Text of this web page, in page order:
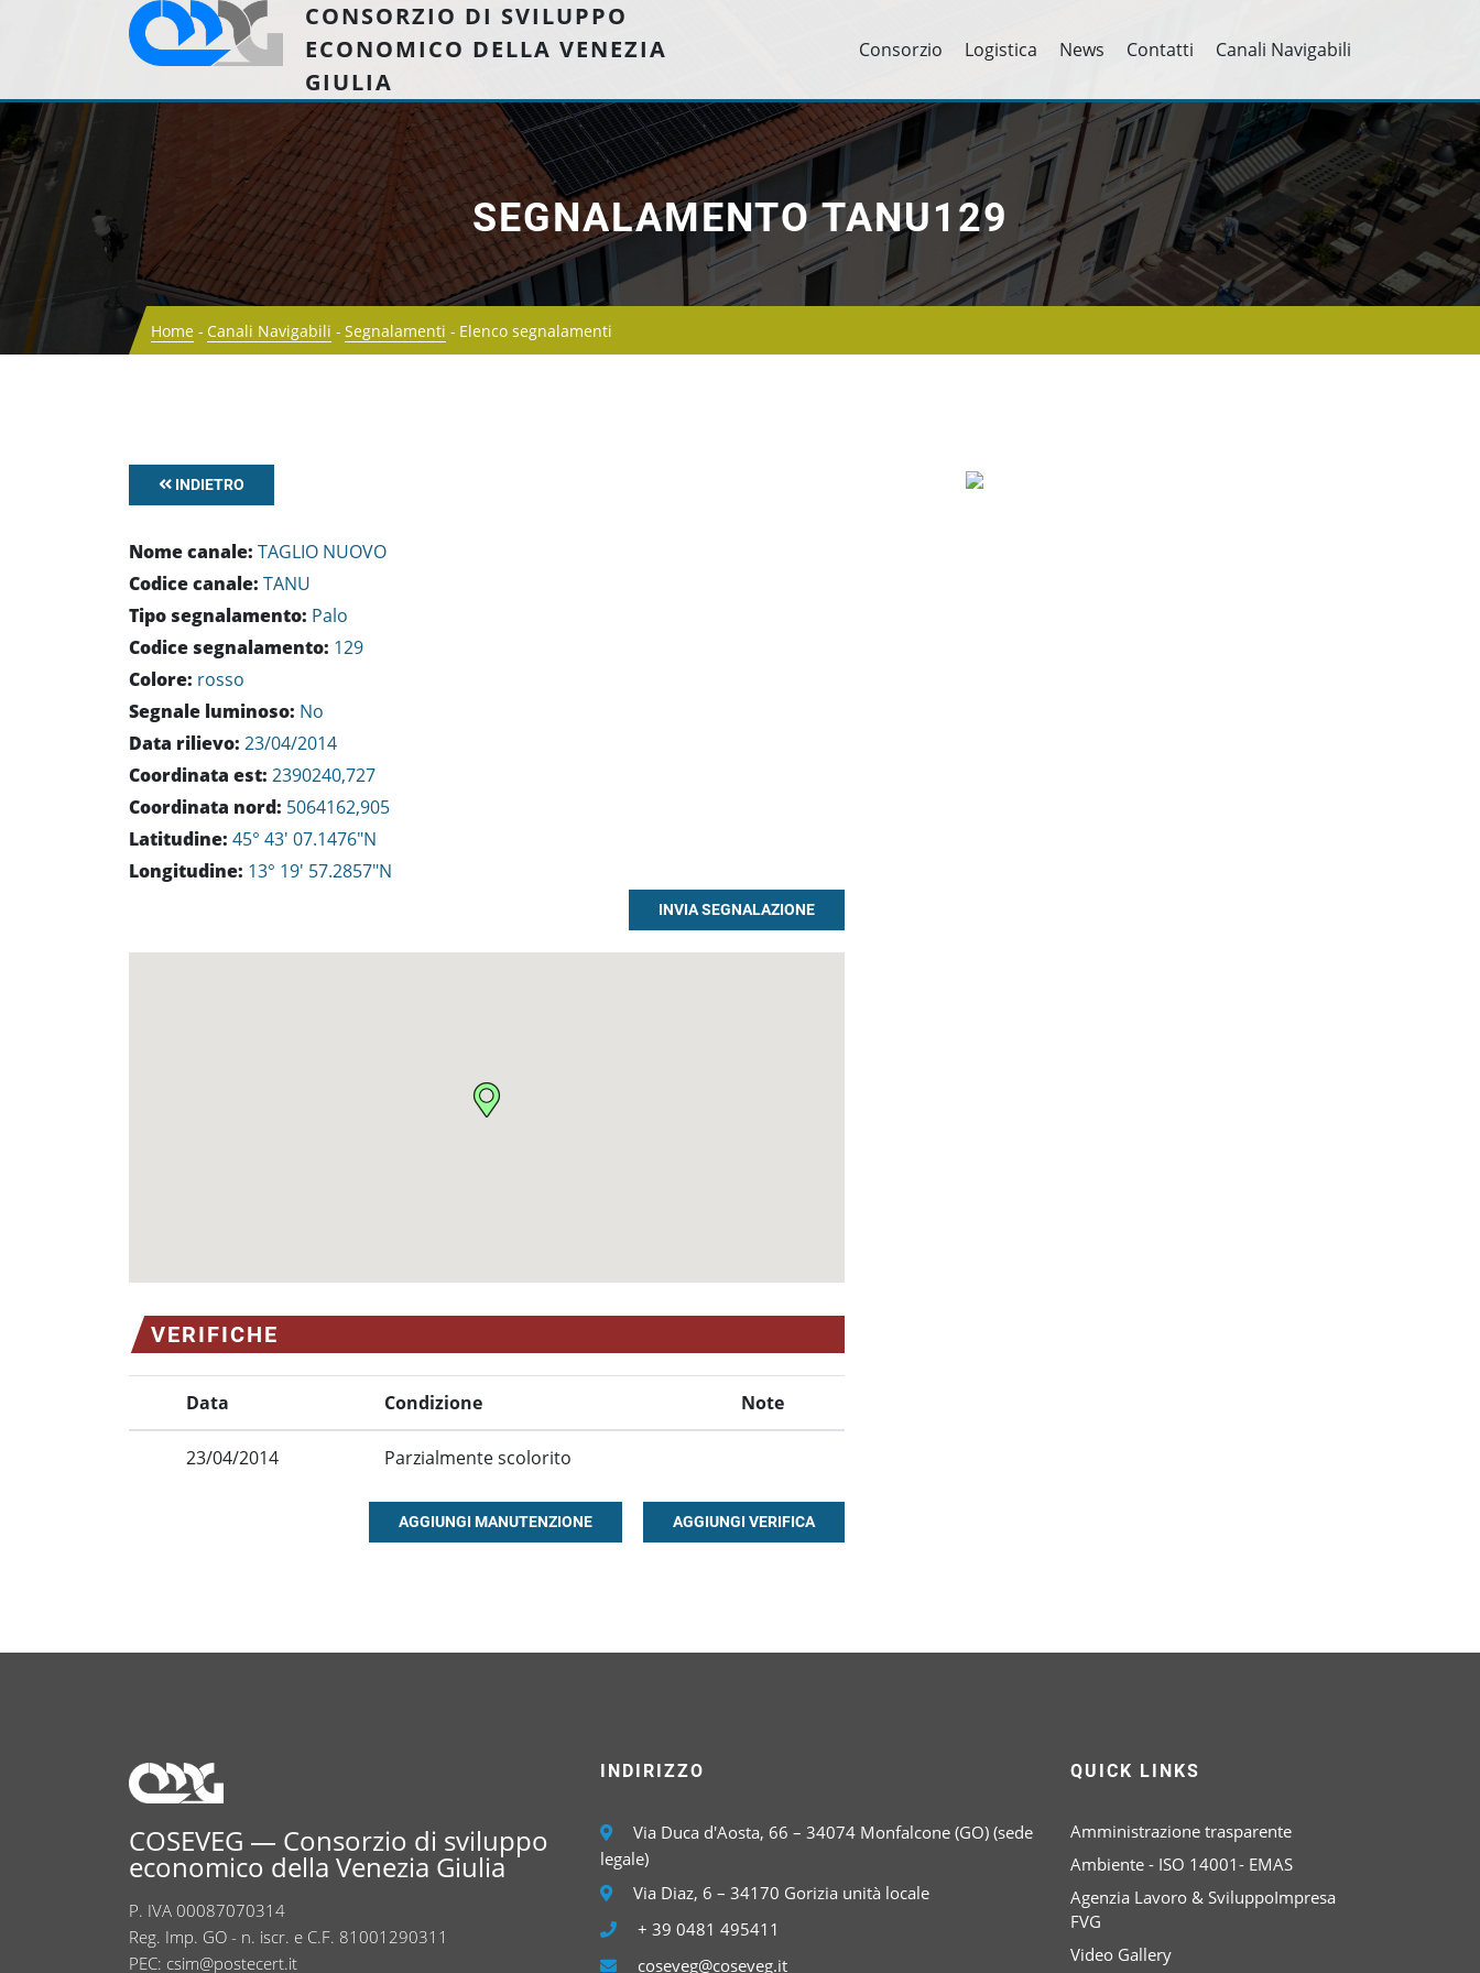
CONSORZIO DI SVILUPPO
ECONOMICO DELLA VENEZIA
GIULIA
Consorzio Logistica News Contatti Canali Navigabili
SEGNALAMENTO TANU129
Home Canali Navigabili Segnalamenti Elenco segnalamenti
INDIETRO
Nome canale: TAGLIO NUOVO
Codice canale: TANU
Tipo segnalamento: Palo
Codice segnalamento: 129
Colore: rosso
Segnale luminoso: No
Data rilievo: 23/04/2014
Coordinata est: 2390240,727
Coordinata nord: 5064162,905
Latitudine: 45° 43' 07.1476"N
Longitudine: 13° 19' 57.2857"N
VERIFICHE
Data Condizione Note
23/04/2014 Parzialmente scolorito
COSEVEG — Consorzio di sviluppo
economico della Venezia Giulia
P. IVA 00087070314
Reg. Imp. GO - n. iscr. e C.F. 81001290311
PEC: csim@postecert.it
INDIRIZZO
Via Duca d'Aosta, 66 – 34074 Monfalcone (GO) (sede
legale)
Via Diaz, 6 – 34170 Gorizia unità locale
+ 39 0481 495411
coseveg@coseveg.it
QUICK LINKS
Amministrazione trasparente
Ambiente - ISO 14001- EMAS
Agenzia Lavoro & SviluppoImpresa
FVG
Video Gallery